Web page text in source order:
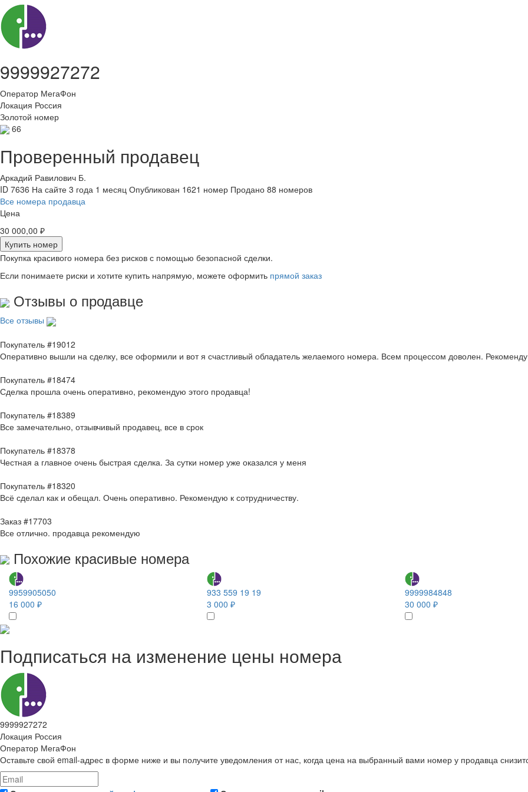
9999927272
Оператор МегаФон
Локация Россия
Золотой номер
66
Проверенный продавец
Аркадий Равилович Б.
ID 7636 На сайте 3 года 1 месяц Опубликован 1621 номер Продано 88 номеров
Все номера продавца
Цена
30 000,00 ₽
Купить номер
Покупка красивого номера без рисков с помощью безопасной сделки.
Если понимаете риски и хотите купить напрямую, можете оформить прямой заказ
Отзывы о продавце
Все отзывы
Покупатель #19012
Оперативно вышли на сделку, все оформили и вот я счастливый обладатель желаемого номера. Всем процессом доволен.
Покупатель #18474
Сделка прошла очень оперативно, рекомендую этого продавца!
Покупатель #18389
Все замечательно, отзывчивый продавец, все в срок
Покупатель #18378
Честная а главное очень быстрая сделка. За сутки номер уже оказался у меня
Покупатель #18320
Всё сделал как и обещал. Очень оперативно. Рекомендую к сотрудничеству.
Заказ #17703
Все отлично. продавца рекомендую
Похожие красивые номера
9959905050
16 000 ₽
933 559 19 19
3 000 ₽
9999984848
30 000 ₽
Подписаться на изменение цены номера
9999927272
Локация Россия
Оператор МегаФон
Оставьте свой email-адрес в форме ниже и вы получите уведомления от нас, когда цена на выбранный вами номер у продавца